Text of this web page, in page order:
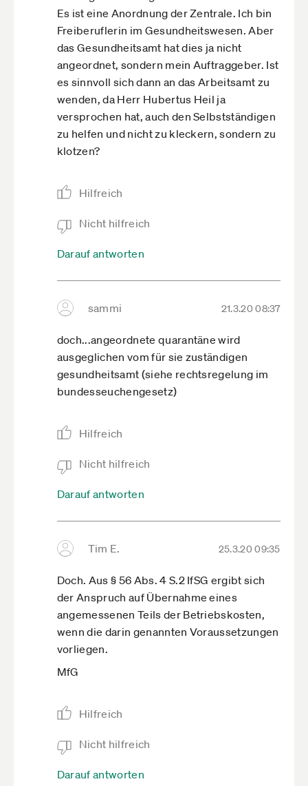
Es ist eine Anordnung der Zentrale. Ich bin
Freiberuflerin im Gesundheitswesen. Aber
das Gesundheitsamt hat dies ja nicht
angeordnet, sondern mein Auftraggeber. Ist
es sinnvoll sich dann an das Arbeitsamt zu
wenden, da Herr Hubertus Heil ja
versprochen hat, auch den Selbstständigen
zu helfen und nicht zu kleckern, sondern zu
klotzen?
Hilfreich
Nicht hilfreich
Darauf antworten
sammi 21.3.20 08:37
doch...angeordnete quarantäne wird
ausgeglichen vom für sie zuständigen
gesundheitsamt (siehe rechtsregelung im
bundesseuchengesetz)
Hilfreich
Nicht hilfreich
Darauf antworten
Tim E. 25.3.20 09:35
Doch. Aus § 56 Abs. 4 S.2 IfSG ergibt sich
der Anspruch auf Übernahme eines
angemessenen Teils der Betriebskosten,
wenn die darin genannten Voraussetzungen
vorliegen.
MfG
Hilfreich
Nicht hilfreich
Darauf antworten